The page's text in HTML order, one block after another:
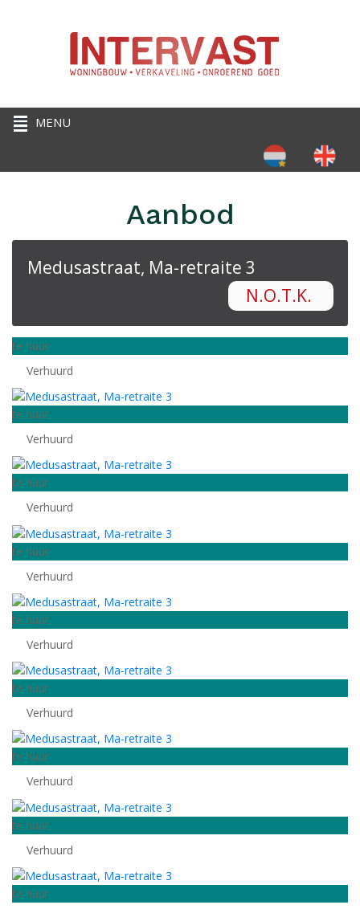
Aanbod
Medusastraat, Ma-retraite 3
N.O.T.K.
te huur
Verhuurd
te huur
Verhuurd
te huur
Verhuurd
te huur
Verhuurd
te huur
Verhuurd
te huur
Verhuurd
te huur
Verhuurd
te huur
Verhuurd
te huur